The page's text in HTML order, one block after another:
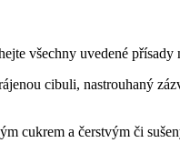
všechny uvedené
cibuli, nastrouhaný
cukrem a čerstvým či